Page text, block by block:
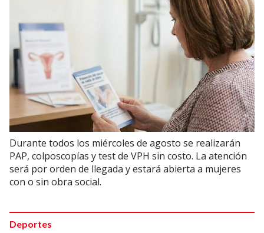
Durante todos los miércoles de agosto se realizarán
PAP, colposcopías y test de VPH sin costo. La atención
será por orden de llegada y estará abierta a mujeres
con o sin obra social.
Deportes